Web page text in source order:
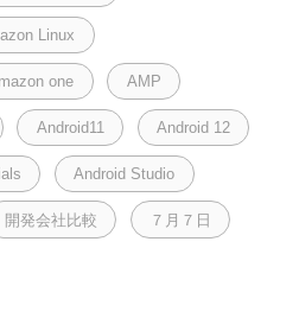
Linux
one AMP
Android11 Android 12
Android Studio
開発会社比較 ７月７日